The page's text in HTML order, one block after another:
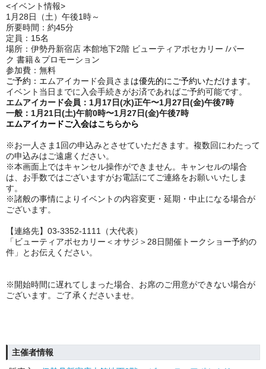
<イベント情報>
1⽉28⽇（土）午後1時～
所要時間：約45分
定員：15名
場所：伊勢丹新宿店 本館地下2階 ビューティアポセカリー /パー
ク 書籍＆プロモーション
参加費：無料
ご予約：エ ムアイカード会員さま は優先的にご予約いただけます。
イベント当日までに入会手続きがお済であればご予約可能です。
エムアイカード会員：1⽉17⽇(水)正午〜1⽉27⽇(金)午後7時
一般：1⽉21⽇(土)午前0時〜1⽉27⽇(金)午後7時
エムアイカードご入会はこちらから
※お一人さま1回の申込みとさせていただきます。複数回にわたって
の申込みはご遠慮ください。
※本画面上ではキャンセル操作ができません。キャンセルの場合
は、お手数ではございますがお電話にてご連絡をお願いいたしま
す。
※諸般の事情によりイベントの内容変更・延期・中止になる場合が
ございます。
【連絡先】03-3352-1111（大代表）
「ビューティアポセカリー＜オサジ＞28日開催トークショー予約の
件」とお伝えください。
※開始時間に遅れてしまった場合、お席のご用意ができない場合が
ございます。ご了承くださいませ。
主催者情報